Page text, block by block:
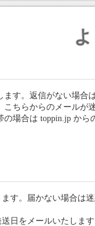
ます。返信がない場合
こちらからのメールが
場合は toppin.jp から
す。届かない場合は
日をメールいたしま